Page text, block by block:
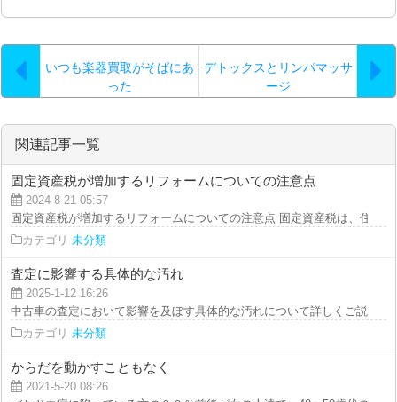
いつも楽器買取がそばにあ
った
デトックスとリンパマッサ
ージ
関連記事一覧
固定資産税が増加するリフォームについての注意点
2024-8-21 05:57
固定資産税が増加するリフォームについての注意点 固定資産税は、住宅
カテゴリ 未分類
査定に影響する具体的な汚れ
2025-1-12 16:26
中古車の査定において影響を及ぼす具体的な汚れについて詳しくご説明い
カテゴリ 未分類
からだを動かすこともなく
2021-5-20 08:26